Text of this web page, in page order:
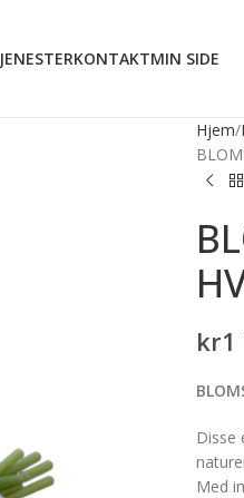
KONTAKTMIN SIDE
Hjem
kr1
Disse
Med